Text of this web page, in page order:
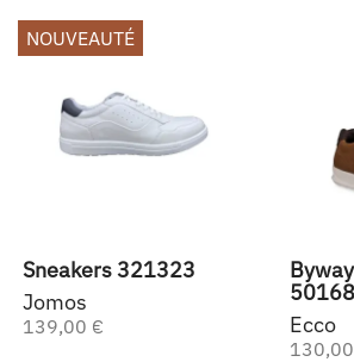
Sneakers 321323
Jomos
139,00 €
NOUVEAUTÉ
Ecco